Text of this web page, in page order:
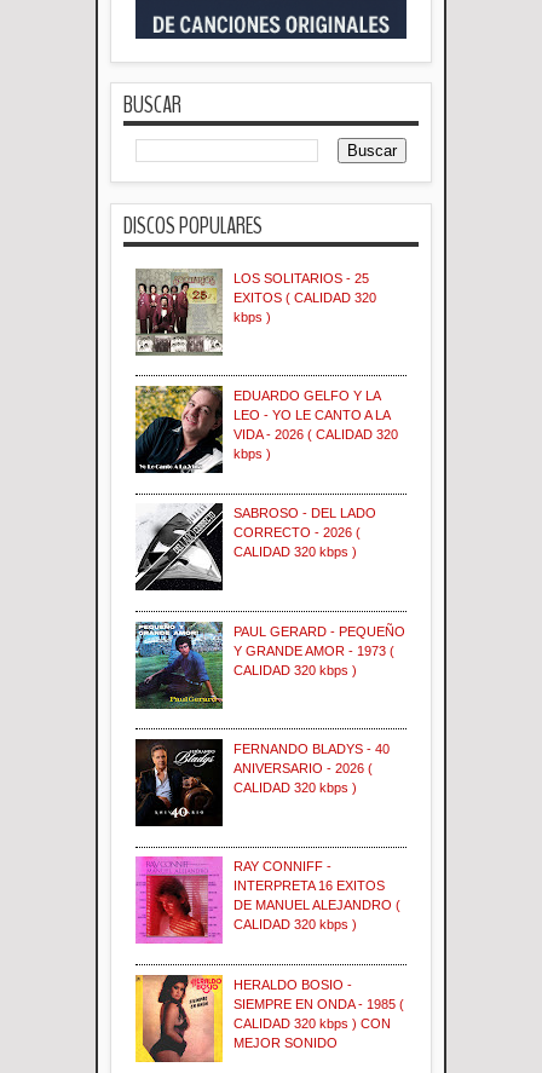
BUSCAR
DISCOS POPULARES
LOS SOLITARIOS - 25
EXITOS ( CALIDAD 320
kbps )
EDUARDO GELFO Y LA
LEO - YO LE CANTO A LA
VIDA - 2026 ( CALIDAD 320
kbps )
SABROSO - DEL LADO
CORRECTO - 2026 (
CALIDAD 320 kbps )
PAUL GERARD - PEQUEÑO
Y GRANDE AMOR - 1973 (
CALIDAD 320 kbps )
FERNANDO BLADYS - 40
ANIVERSARIO - 2026 (
CALIDAD 320 kbps )
RAY CONNIFF -
INTERPRETA 16 EXITOS
DE MANUEL ALEJANDRO (
CALIDAD 320 kbps )
HERALDO BOSIO -
SIEMPRE EN ONDA - 1985 (
CALIDAD 320 kbps ) CON
MEJOR SONIDO